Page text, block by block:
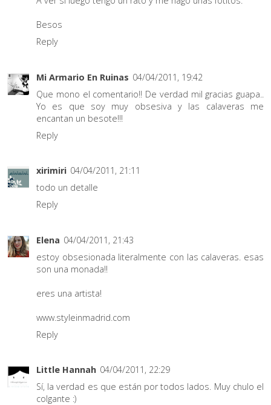
Besos
Reply
Mi Armario En Ruinas 04/04/2011, 19:42
Que mono el comentario!! De verdad mil gracias guapa..
Yo es que soy muy obsesiva y las calaveras me
encantan un besote!!!
Reply
xirimiri 04/04/2011, 21:11
todo un detalle
Reply
Elena 04/04/2011, 21:43
estoy obsesionada literalmente con las calaveras. esas
son una monada!!
eres una artista!
www.styleinmadrid.com
Reply
Little Hannah 04/04/2011, 22:29
Sí, la verdad es que están por todos lados. Muy chulo el
colgante :)